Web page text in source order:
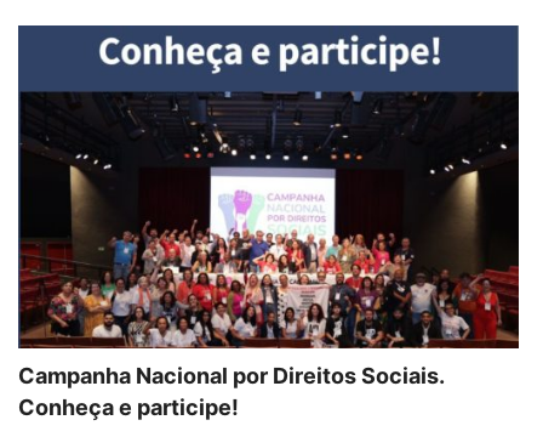
Campanha Nacional por Direitos Sociais.
Conheça e participe!